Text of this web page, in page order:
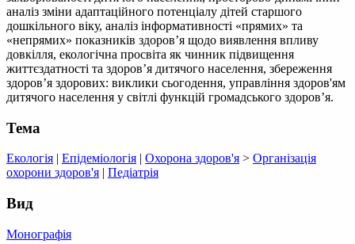
аналіз зміни адаптаційного потенціалу дітей старшого
дошкільного віку, аналіз інформативності «прямих» та
«непрямих» показників здоров’я щодо виявлення впливу
довкілля, екологічна просвіта як чинник підвищення
життєздатності та здоров’я дитячого населення, збереження
здоров’я здорових: виклики сьогодення, управління здоров'ям
дитячого населення у світлі функцій громадського здоров’я.
Тема
Екологія | Епідеміологія | Охорона здоров'я > Організація
охорони здоров'я | Педіатрія
Вид
Монографія